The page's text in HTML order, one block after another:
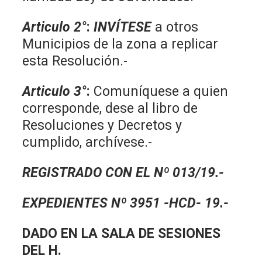
Articulo 2°:INVÍTESEa otros
Municipios de la zona a replicar
esta Resolución.-
Articulo 3°: Comuníquese a quien
corresponde, dese al libro de
Resoluciones y Decretos y
cumplido, archívese.-
REGISTRADO CON EL Nº 013/19.-
EXPEDIENTES Nº 3951 -HCD- 19.-
DADO EN LA SALA DE SESIONES
DEL H.